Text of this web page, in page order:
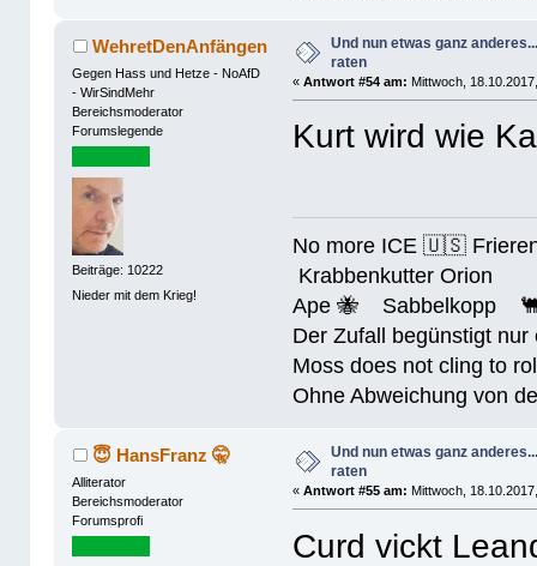
WehretDenAnfängen
Gegen Hass und Hetze - NoAfD
- WirSindMehr
Bereichsmoderator
Forumslegende
Beiträge: 10222
Nieder mit dem Krieg!
Und nun etwas ganz
raten
«Antwort #54 am: Mittwoch,
Kurt wird wie
No more ICE 🇺🇸
Krabbenkutter Orion
Ape 🐝 Sabbelkopp
Der Zufall begünstigt
Moss does not cling to
Ohne Abweichung von
😇 HansFranz 🤫
Alliterator
Bereichsmoderator
Forumsprofi
Und nun etwas ganz
raten
«Antwort #55 am: Mittwoch,
Curd vickt